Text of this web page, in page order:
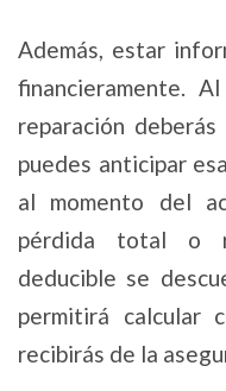
Además, estar
financieramente.
reparación
puedes anticipar
al momento del
pérdida total o
deducible se
permitirá calcular
recibirás de la